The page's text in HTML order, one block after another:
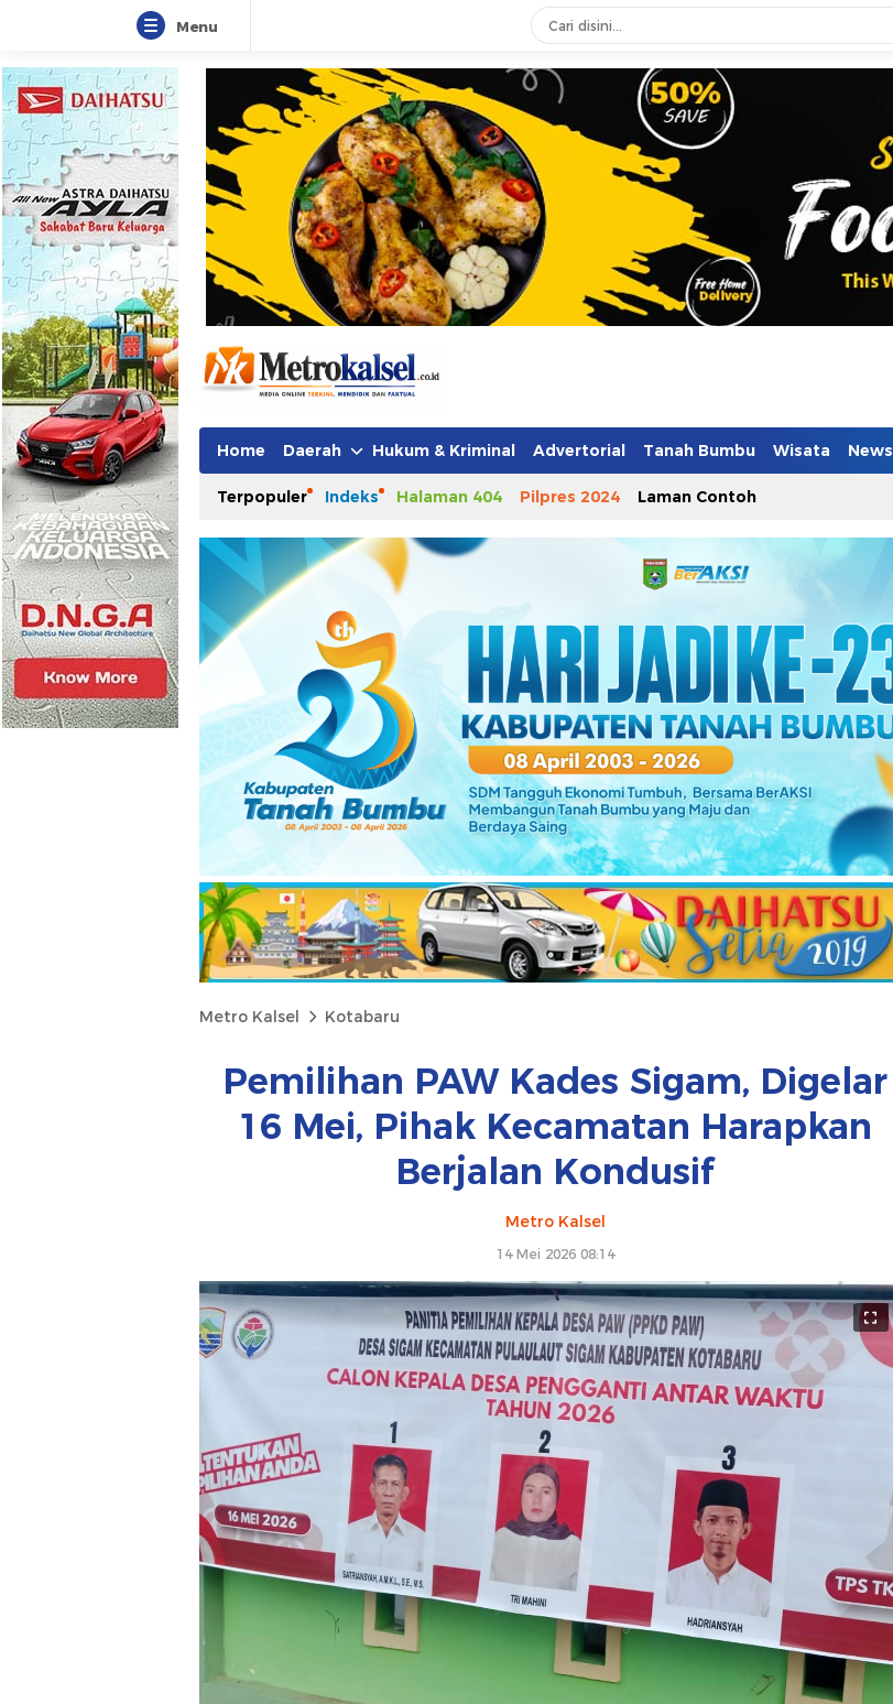
Menu
Home Daerah Hukum & Kriminal Advertorial Tanah Bumbu Wisata News
Terpopuler Indeks Halaman 404 Pilpres 2024 Laman Contoh
Metro Kalsel Kotabaru
Pemilihan PAW Kades Sigam, Digelar
16 Mei, Pihak Kecamatan Harapkan
Berjalan Kondusif
Metro Kalsel
14 Mei 2026 08:14